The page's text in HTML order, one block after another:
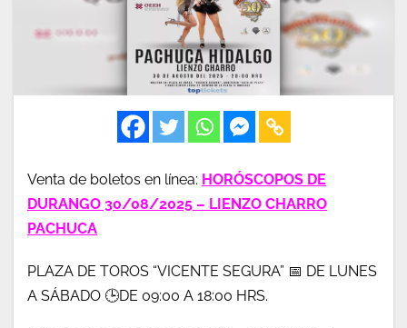
Venta de boletos en línea: HORÓSCOPOS DE
DURANGO 30/08/2025 – LIENZO CHARRO
PACHUCA
PLAZA DE TOROS “VICENTE SEGURA” 📅 DE LUNES
A SÁBADO 🕒DE 09:00 A 18:00 HRS.